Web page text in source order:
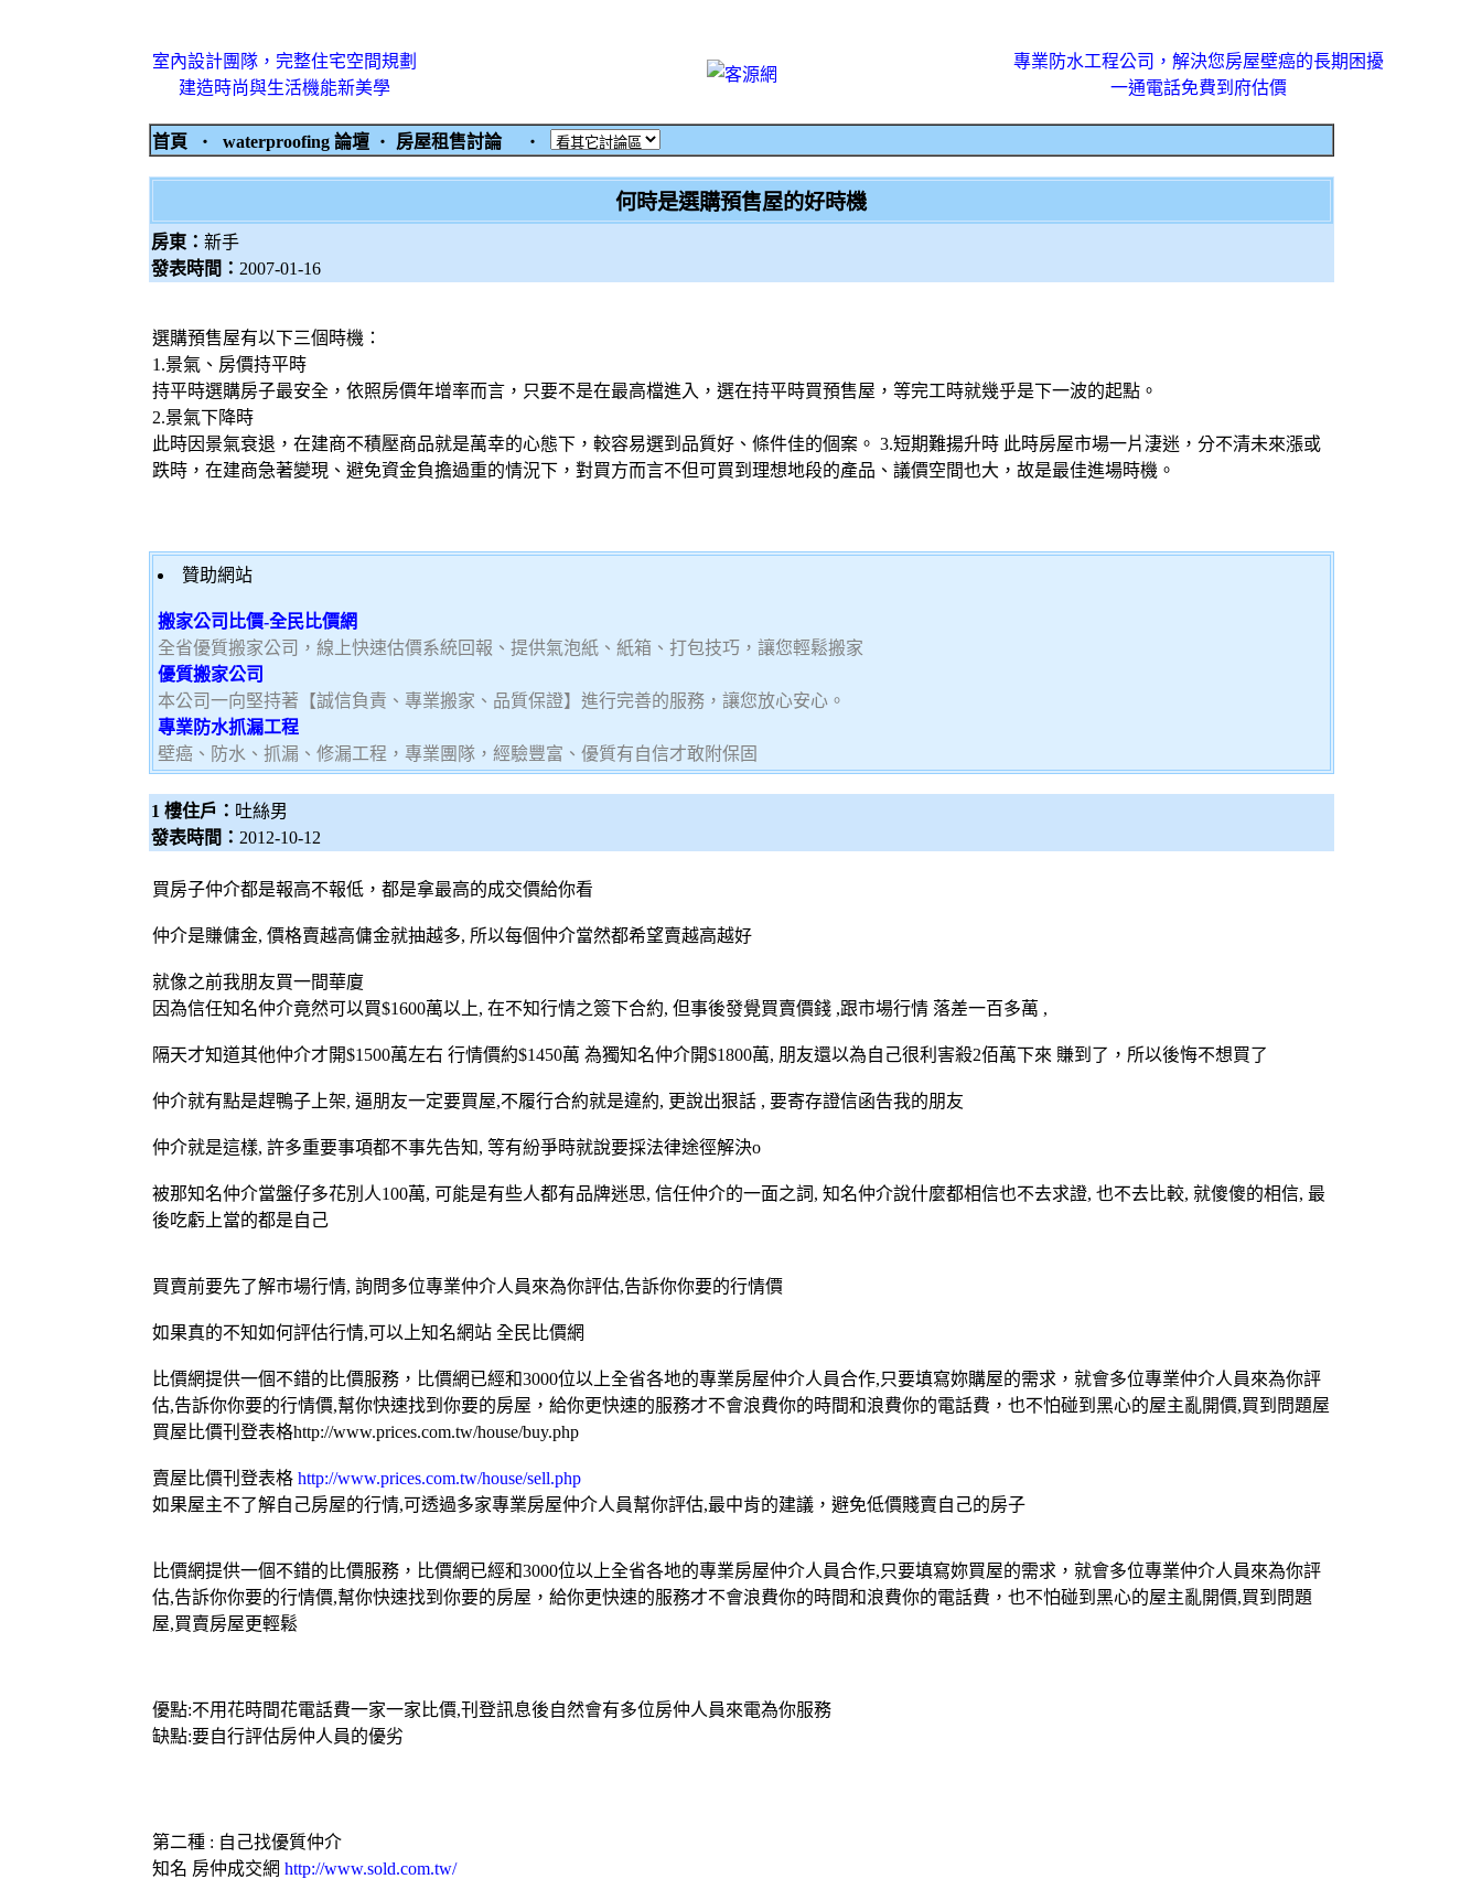
室內設計團隊，完整住宅空間規劃
建造時尚與生活機能新美學
專業防水工程公司，解決您房屋壁癌的長期困擾
一通電話免費到府估價
首頁 ‧ waterproofing 論壇 ‧ 房屋租售討論 ‧
何時是選購預售屋的好時機
房東： 新手
發表時間： 2007-01-16
選購預售屋有以下三個時機：
1.景氣、房價持平時
持平時選購房子最安全，依照房價年增率而言，只要不是在最高檔進入，選在持平時買預售屋，等完工時就幾乎是下一波的起點。
2.景氣下降時
此時因景氣衰退，在建商不積壓商品就是萬幸的心態下，較容易選到品質好、條件佳的個案。 3.短期難揚升時 此時房屋市場一片淒迷，分不清未來漲或
跌時，在建商急著變現、避免資金負擔過重的情況下，對買方而言不但可買到理想地段的產品、議價空間也大，故是最佳進場時機。
贊助網站
搬家公司比價-全民比價網
全省優質搬家公司，線上快速估價系統回報、提供氣泡紙、紙箱、打包技巧，讓您輕鬆搬家
優質搬家公司
本公司一向堅持著【誠信負責、專業搬家、品質保證】進行完善的服務，讓您放心安心。
專業防水抓漏工程
壁癌、防水、抓漏、修漏工程，專業團隊，經驗豐富、優質有自信才敢附保固
1 樓住戶： 吐絲男
發表時間： 2012-10-12
買房子仲介都是報高不報低，都是拿最高的成交價給你看
仲介是賺傭金, 價格賣越高傭金就抽越多, 所以每個仲介當然都希望賣越高越好
就像之前我朋友買一間華廈
因為信任知名仲介竟然可以買$1600萬以上, 在不知行情之簽下合約, 但事後發覺買賣價錢 ,跟市場行情 落差一百多萬 ,
隔天才知道其他仲介才開$1500萬左右 行情價約$1450萬 為獨知名仲介開$1800萬, 朋友還以為自己很利害殺2佰萬下來 賺到了，所以後悔不想買了
仲介就有點是趕鴨子上架, 逼朋友一定要買屋,不履行合約就是違約, 更說出狠話 , 要寄存證信函告我的朋友
仲介就是這樣, 許多重要事項都不事先告知, 等有紛爭時就說要採法律途徑解決o
被那知名仲介當盤仔多花別人100萬, 可能是有些人都有品牌迷思, 信任仲介的一面之詞, 知名仲介說什麼都相信也不去求證, 也不去比較, 就傻傻的相信, 最
後吃虧上當的都是自己
買賣前要先了解市場行情, 詢問多位專業仲介人員來為你評估,告訴你你要的行情價
如果真的不知如何評估行情,可以上知名網站 全民比價網
比價網提供一個不錯的比價服務，比價網已經和3000位以上全省各地的專業房屋仲介人員合作,只要填寫妳購屋的需求，就會多位專業仲介人員來為你評
估,告訴你你要的行情價,幫你快速找到你要的房屋，給你更快速的服務才不會浪費你的時間和浪費你的電話費，也不怕碰到黑心的屋主亂開價,買到問題屋
買屋比價刊登表格http://www.prices.com.tw/house/buy.php
賣屋比價刊登表格 http://www.prices.com.tw/house/sell.php
如果屋主不了解自己房屋的行情,可透過多家專業房屋仲介人員幫你評估,最中肯的建議，避免低價賤賣自己的房子
比價網提供一個不錯的比價服務，比價網已經和3000位以上全省各地的專業房屋仲介人員合作,只要填寫妳買屋的需求，就會多位專業仲介人員來為你評
估,告訴你你要的行情價,幫你快速找到你要的房屋，給你更快速的服務才不會浪費你的時間和浪費你的電話費，也不怕碰到黑心的屋主亂開價,買到問題
屋,買賣房屋更輕鬆
優點:不用花時間花電話費一家一家比價,刊登訊息後自然會有多位房仲人員來電為你服務
缺點:要自行評估房仲人員的優劣
第二種 : 自己找優質仲介
知名 房仲成交網 http://www.sold.com.tw/